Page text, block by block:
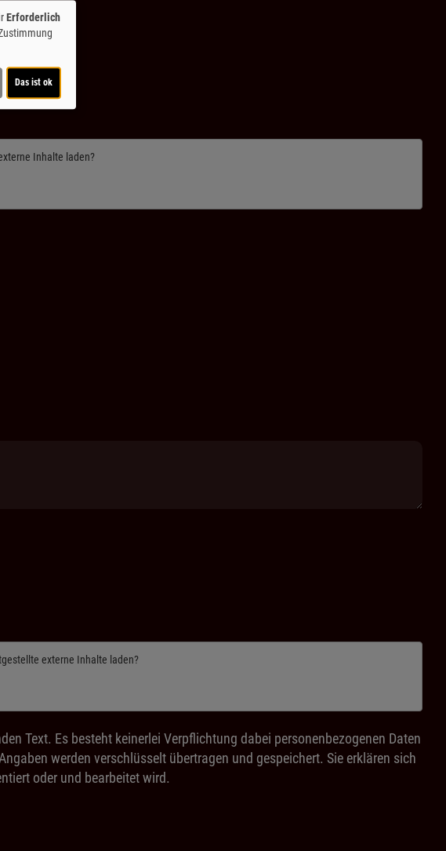
Inhalte laden?
externe Inhalte laden?
Text. Es besteht keinerlei Verpflichtung dabei personenbezogenen Daten
werden verschlüsselt übertragen und gespeichert. Sie erklären sich
oder und bearbeitet wird.
Erforderlich
Das ist ok